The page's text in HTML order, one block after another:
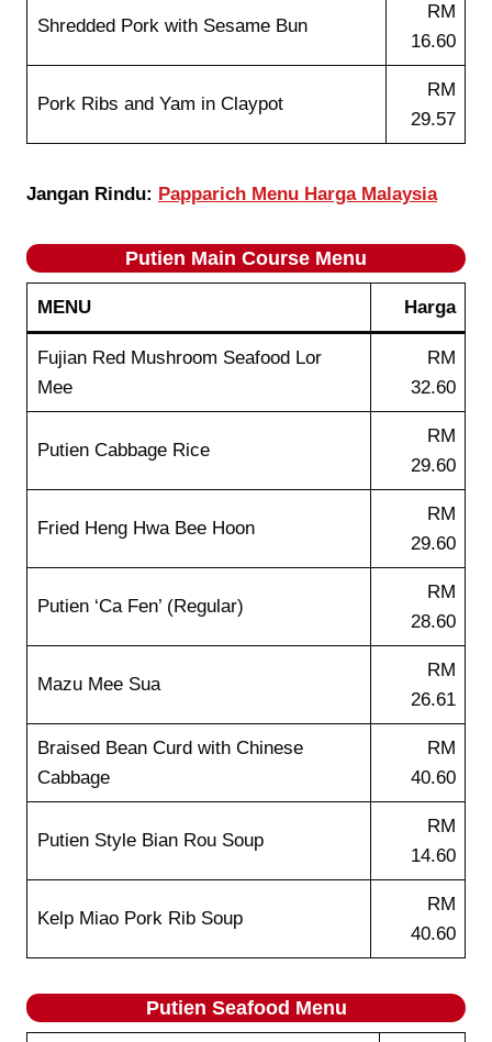
Shredded Pork with Sesame Bun
RM
16.60
Pork Ribs and Yam in Claypot
RM
29.57
Jangan Rindu: Papparich Menu Harga Malaysia
Putien Main Course Menu
MENU Harga
Fujian Red Mushroom Seafood Lor
Mee
RM
32.60
Putien Cabbage Rice
RM
29.60
Fried Heng Hwa Bee Hoon
RM
29.60
Putien ‘Ca Fen’ (Regular)
RM
28.60
Mazu Mee Sua
RM
26.61
Braised Bean Curd with Chinese
Cabbage
RM
40.60
Putien Style Bian Rou Soup
RM
14.60
Kelp Miao Pork Rib Soup
RM
40.60
Putien Seafood Menu